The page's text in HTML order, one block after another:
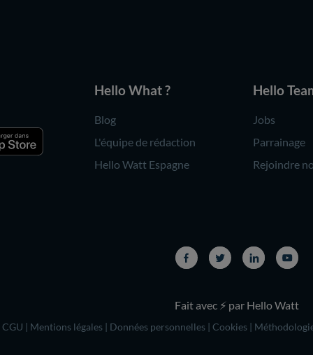
Hello What ?
Blog
L'équipe de rédaction
Hello Watt Espagne
Hello
Jobs
Parrainage
Rejoindre
Fait avec ⚡ par Hello Watt
CGU | Mentions légales | Données personnelles | Cookies |